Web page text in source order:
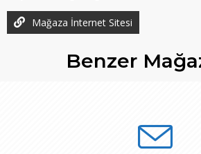
Mağaza İnternet Sitesi
Benzer